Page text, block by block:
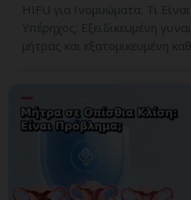
HIFU για Ινομυώματα: Τι
Υπέρηχος; Εξειδικευμένη
μήτρας και εξατομικευμένη